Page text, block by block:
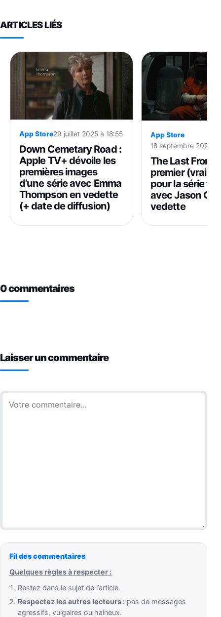
ARTICLES LIÉS
App Store29 juillet 2025 à 18:55
Down Cemetary Road :
Apple TV+ dévoile les
premières images
d’une série avec Emma
Thompson en vedette
(+ date de diffusion)
App Store
18 septembre 2025 à
The Last
premier (vrai)
pour la série
avec Jason
vedette
0 commentaires
Laisser un commentaire
Commentaire
Fil des commentaires
Quelques règles à respecter :
Restez dans le sujet de l’article.
Respectez les autres lecteurs : pas de messages
agressifs, vulgaires ou haineux.